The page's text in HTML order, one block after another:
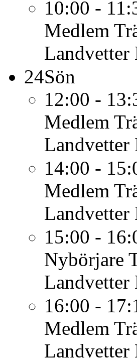
10:00 -
Medlem
Landvetter
24Sön
12:00 -
Medlem
Landvetter
14:00 -
Medlem
Landvetter
15:00 -
Nybörjare
Landvetter
16:00 -
Medlem
Landvetter